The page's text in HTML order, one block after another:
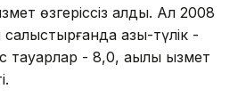
өзгеріссіз қалды. Ал 2008
азық-түлік -
тауарлар - 8,0, ақылы қызмет